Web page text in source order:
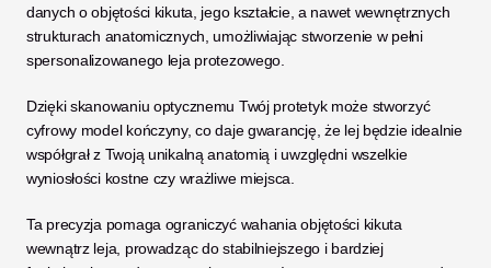
danych o objętości kikuta, jego kształcie, a nawet wewnętrznych
strukturach anatomicznych, umożliwiając stworzenie w pełni
spersonalizowanego leja protezowego.
Dzięki skanowaniu optycznemu Twój protetyk może stworzyć
cyfrowy model kończyny, co daje gwarancję, że lej będzie idealnie
współgrał z Twoją unikalną anatomią i uwzględni wszelkie
wyniosłości kostne czy wrażliwe miejsca.
Ta precyzja pomaga ograniczyć wahania objętości kikuta
wewnątrz leja, prowadząc do stabilniejszego i bardziej